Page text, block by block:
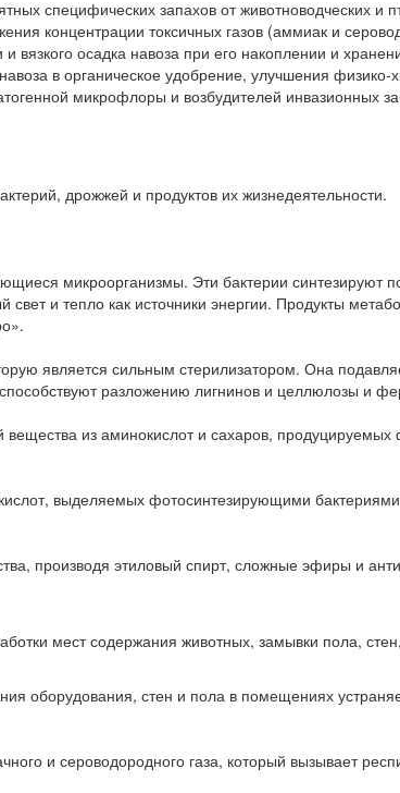
специфических запахов от животноводческих и
концентрации токсичных газов (аммиак и
вязкого осадка навоза при его накоплении и
в органическое удобрение, улучшения
микрофлоры и возбудителей инвазионных
дрожжей и продуктов их жизнедеятельности.
микроорганизмы. Эти бактерии синтезируют
и тепло как источники энергии. Продукты
является сильным стерилизатором. Она
разложению лигнинов и целлюлозы и
из аминокислот и сахаров,
выделяемых фотосинтезирующими
производя этиловый спирт, сложные эфиры и
мест содержания животных, замывки пола,
оборудования, стен и пола в помещениях
и сероводородного газа, который вызывает